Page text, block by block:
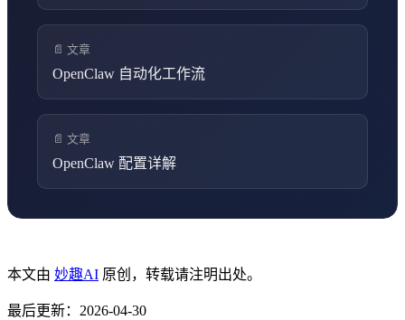
📄 文章
OpenClaw 自动化工作流
📄 文章
OpenClaw 配置详解
本文由 妙趣AI 原创，转载请注明出处。
最后更新：2026-04-30